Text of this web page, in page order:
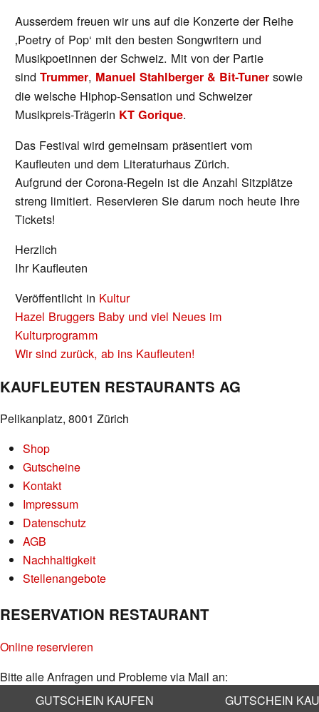
Ausserdem freuen wir uns auf die Konzerte der Reihe
‚Poetry of Pop‘ mit den besten Songwritern und
Musikpoetinnen der Schweiz. Mit von der Partie
sindTrummer, Manuel Stahlberger & Bit-Tuner sowie
die welsche Hiphop-Sensation und Schweizer
Musikpreis-Trägerin KT Gorique.
Das Festival wird gemeinsam präsentiert vom
Kaufleuten und dem Literaturhaus Zürich.
Aufgrund der Corona-Regeln ist die Anzahl Sitzplätze
streng limitiert. Reservieren Sie darum noch heute Ihre
Tickets!
Herzlich
Ihr Kaufleuten
Veröffentlicht in Kultur
BEITRAGS-
NAVIGATION
Hazel Bruggers Baby und viel Neues im
Kulturprogramm
Wir sind zurück, ab ins Kaufleuten!
KAUFLEUTEN RESTAURANTS AG
Pelikanplatz, 8001 Zürich
Shop
Gutscheine
Kontakt
Impressum
Datenschutz
AGB
Nachhaltigkeit
Stellenangebote
RESERVATION RESTAURANT
Online reservieren
Bitte alle Anfragen und Probleme via Mail an:
info@kaufleuten.ch
GUTSCHEIN KAUFEN GUTSCHEIN